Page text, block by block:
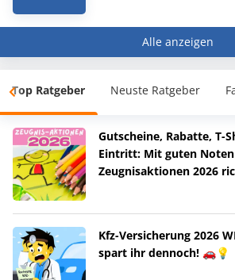
Alle anzeigen
Top Ratgeber Neuste Ratgeber
Gutscheine, Rabatte, T-
Eintritt: Mit guten
Zeugnisaktionen 2026
Kfz-Versicherung 2026
spart ihr dennoch! 🚗💡